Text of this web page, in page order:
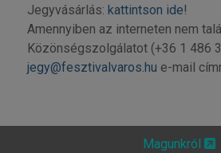
Jegyvásárlás: kattintson ide!
Amennyiben az interneten nem
Közönségszolgálatot (+36 1 486
jegy@fesztivalvaros.hu e-mail
Magunkról